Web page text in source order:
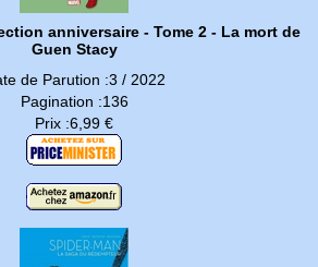
anniversaire - Tome 2 - La mort de
Guen Stacy
de Parution :3 / 2022
Pagination :136
Prix :6,99 €